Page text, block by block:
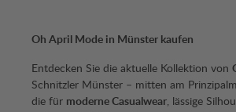
Oh April Mode in Münster kaufen
Entdecken Sie die aktuelle Kollektion von
Schnitzler Münster – mitten am
die für moderne Casualwear, lässige